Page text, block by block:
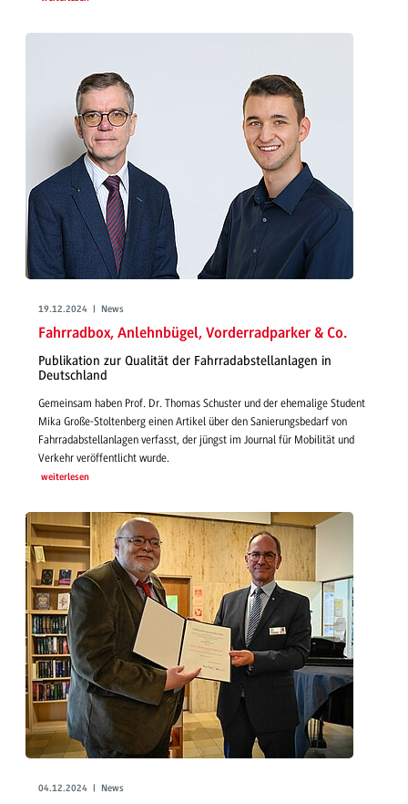
19.12.2024 | News
Fahrradbox, Anlehnbügel, Vorderradparker & Co.
Publikation zur Qualität der Fahrradabstellanlagen in
Deutschland
Gemeinsam haben Prof. Dr. Thomas Schuster und der ehemalige Student
Mika Große-Stoltenberg einen Artikel über den Sanierungsbedarf von
Fahrradabstellanlagen verfasst, der jüngst im Journal für Mobilität und
Verkehr veröffentlicht wurde.
weiterlesen
04.12.2024 | News